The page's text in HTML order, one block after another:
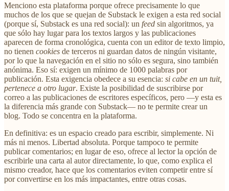
Menciono esta plataforma porque ofrece precisamente lo que
muchos de los que se quejan de Substack le exigen a esta red social
(porque sí, Substack es una red social): un feed sin algoritmos, ya
que sólo hay lugar para los textos largos y las publicaciones
aparecen de forma cronológica, cuenta con un editor de texto limpio,
no tienen cookies de terceros ni guardan datos de ningún visitante,
por lo que la navegación en el sitio no sólo es segura, sino también
anónima. Eso sí: exigen un mínimo de 1000 palabras por
publicación. Esta exigencia obedece a su esencia: si cabe en un tuit,
pertenece a otro lugar. Existe la posibilidad de suscribirse por
correo a las publicaciones de escritores específicos, pero —y esta es
la diferencia más grande con Substack— no te permite crear un
blog. Todo se concentra en la plataforma.
En definitiva: es un espacio creado para escribir, simplemente. Ni
más ni menos. Libertad absoluta. Porque tampoco te permite
publicar comentarios; en lugar de eso, ofrece al lector la opción de
escribirle una carta al autor directamente, lo que, como explica el
mismo creador, hace que los comentarios eviten competir entre sí
por convertirse en los más impactantes, entre otras cosas.